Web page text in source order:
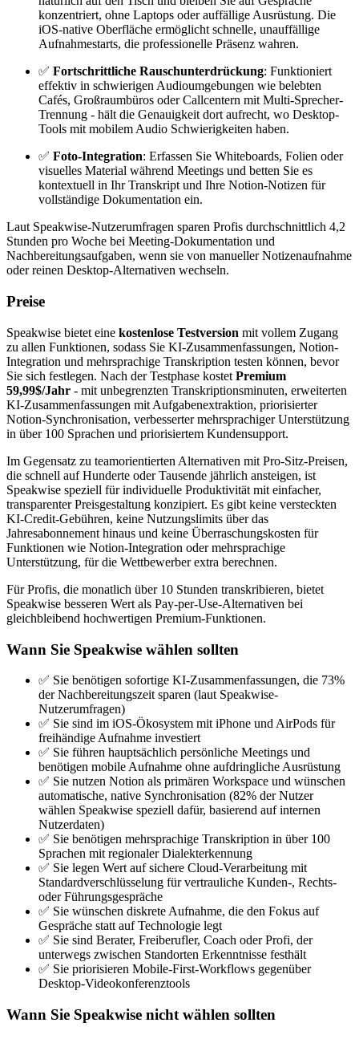
konzentriert, ohne Laptops oder auffällige Ausrüstung. Die
iOS-native Oberfläche ermöglicht schnelle, unauffällige
Aufnahmestarts, die professionelle Präsenz wahren.
✅ Fortschrittliche Rauschunterdrückung: Funktioniert
effektiv in schwierigen Audioumgebungen wie belebten
Cafés, Großraumbüros oder Callcentern mit Multi-Sprecher-
Trennung - hält die Genauigkeit dort aufrecht, wo Desktop-
Tools mit mobilem Audio Schwierigkeiten haben.
✅ Foto-Integration: Erfassen Sie Whiteboards, Folien oder
visuelles Material während Meetings und betten Sie es
kontextuell in Ihr Transkript und Ihre Notion-Notizen für
vollständige Dokumentation ein.
Laut Speakwise-Nutzerumfragen sparen Profis durchschnittlich 4,2
Stunden pro Woche bei Meeting-Dokumentation und
Nachbereitungsaufgaben, wenn sie von manueller Notizenaufnahme
oder reinen Desktop-Alternativen wechseln.
Preise
Speakwise bietet eine kostenlose Testversion mit vollem Zugang
zu allen Funktionen, sodass Sie KI-Zusammenfassungen, Notion-
Integration und mehrsprachige Transkription testen können, bevor
Sie sich festlegen. Nach der Testphase kostet Premium
59,99$/Jahr - mit unbegrenzten Transkriptionsminuten, erweiterten
KI-Zusammenfassungen mit Aufgabenextraktion, priorisierter
Notion-Synchronisation, verbesserter mehrsprachiger Unterstützung
in über 100 Sprachen und priorisiertem Kundensupport.
Im Gegensatz zu teamorientierten Alternativen mit Pro-Sitz-Preisen,
die schnell auf Hunderte oder Tausende jährlich ansteigen, ist
Speakwise speziell für individuelle Produktivität mit einfacher,
transparenter Preisgestaltung konzipiert. Es gibt keine versteckten
KI-Credit-Gebühren, keine Nutzungslimits über das
Jahresabonnement hinaus und keine Überraschungskosten für
Funktionen wie Notion-Integration oder mehrsprachige
Unterstützung, für die Wettbewerber extra berechnen.
Für Profis, die monatlich über 10 Stunden transkribieren, bietet
Speakwise besseren Wert als Pay-per-Use-Alternativen bei
gleichbleibend hochwertigen Premium-Funktionen.
Wann Sie Speakwise wählen sollten
✅ Sie benötigen sofortige KI-Zusammenfassungen, die 73%
der Nachbereitungszeit sparen (laut Speakwise-
Nutzerumfragen)
✅ Sie sind im iOS-Ökosystem mit iPhone und AirPods für
freihändige Aufnahme investiert
✅ Sie führen hauptsächlich persönliche Meetings und
benötigen mobile Aufnahme ohne aufdringliche Ausrüstung
✅ Sie nutzen Notion als primären Workspace und wünschen
automatische, native Synchronisation (82% der Nutzer
wählen Speakwise speziell dafür, basierend auf internen
Nutzerdaten)
✅ Sie benötigen mehrsprachige Transkription in über 100
Sprachen mit regionaler Dialekterkennung
✅ Sie legen Wert auf sichere Cloud-Verarbeitung mit
Standardverschlüsselung für vertrauliche Kunden-, Rechts-
oder Führungsgespräche
✅ Sie wünschen diskrete Aufnahme, die den Fokus auf
Gespräche statt auf Technologie legt
✅ Sie sind Berater, Freiberufler, Coach oder Profi, der
unterwegs zwischen Standorten Erkenntnisse festhält
✅ Sie priorisieren Mobile-First-Workflows gegenüber
Desktop-Videokonferenztools
Wann Sie Speakwise nicht wählen sollten